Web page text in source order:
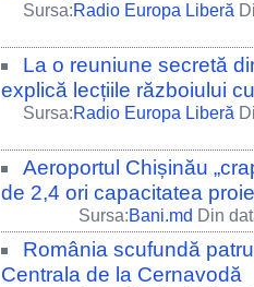
Sursa:Radio Europa Liberă
La o reuniune secretă
explică lecțiile războiului
Sursa:Radio Europa Liberă
Aeroportul Chișinău
de 2,4 ori capacitatea
Sursa:Bani.md Din
România scufundă
Centrala de la Cernavodă